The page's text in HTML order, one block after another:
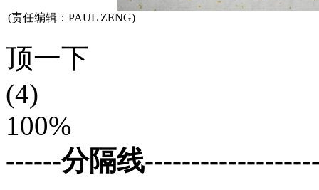
(责任编辑：PAUL ZENG)
顶一下
(4)
100%
------分隔线